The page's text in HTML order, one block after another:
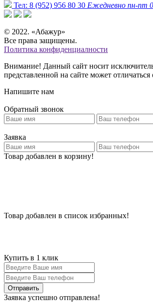
Тел: 8 (952) 956 80 30 Ежедневно пн-пт
© 2022. «Абажур»
Все права защищены.
Политика конфиденциалности
Внимание! Данный сайт носит
представленной на сайте может
Напишите нам
Обратный звонок
Заявка
Товар добавлен в корзину!
Товар добавлен в список избранных!
Купить в 1 клик
Заявка успешно отправлена!